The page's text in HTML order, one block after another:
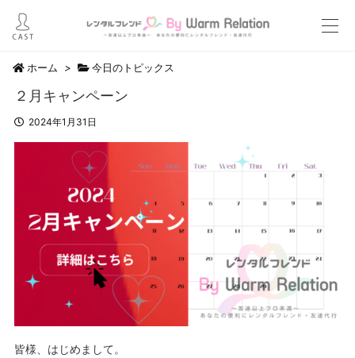
ホーム > 今日のトピックス
２月キャンペーン
2024年1月31日
皆様、はじめまして。